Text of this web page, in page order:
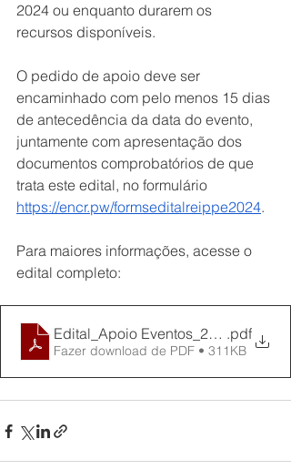
2024 ou enquanto durarem os
recursos disponíveis.
O pedido de apoio deve ser
encaminhado com pelo menos 15 dias
de antecedência da data do evento,
juntamente com apresentação dos
documentos comprobatórios de que
trata este edital, no formulário
https://encr.pw/formseditalreippe2024.
Para maiores informações, acesse o
edital completo:
Edital_Apoio Eventos_2024.pdf
.pdf
Fazer download de PDF • 311KB